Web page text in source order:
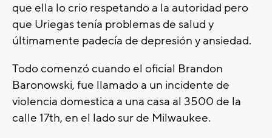
que ella lo crio respetando a la autoridad pero
que Uriegas tenía problemas de salud y
últimamente padecía de depresión y ansiedad.
Todo comenzó cuando el oficial Brandon
Baronowski, fue llamado a un incidente de
violencia domestica a una casa al 3500 de la
calle 17th, en el lado sur de Milwaukee.